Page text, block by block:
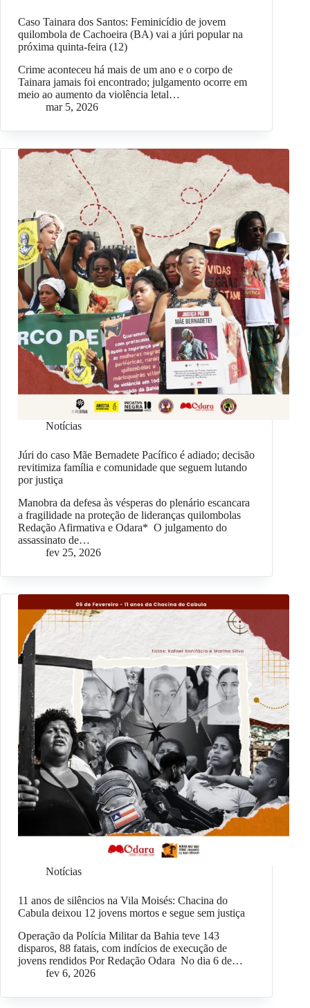
Caso Tainara dos Santos: Feminicídio de jovem
quilombola de Cachoeira (BA) vai a júri popular na
próxima quinta-feira (12)
Crime aconteceu há mais de um ano e o corpo de
Tainara jamais foi encontrado; julgamento ocorre em
meio ao aumento da violência letal…
mar 5, 2026
Notícias
Júri do caso Mãe Bernadete Pacífico é adiado; decisão
revitimiza família e comunidade que seguem lutando
por justiça
Manobra da defesa às vésperas do plenário escancara
a fragilidade na proteção de lideranças quilombolas
Redação Afirmativa e Odara* O julgamento do
assassinato de…
fev 25, 2026
Notícias
11 anos de silêncios na Vila Moisés: Chacina do
Cabula deixou 12 jovens mortos e segue sem justiça
Operação da Polícia Militar da Bahia teve 143
disparos, 88 fatais, com indícios de execução de
jovens rendidos Por Redação Odara No dia 6 de…
fev 6, 2026